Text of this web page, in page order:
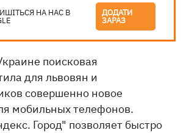
НА НАС В ДОДАТИ
ЗАРАЗ
поисковая
для львовян и
совершенно новое
мобильных телефонов.
Город" позволяет быстро